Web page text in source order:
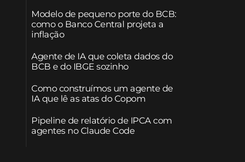
Modelo de pequeno porte do BCB:
como o Banco Central projeta a
inflação
Agente de IA que coleta dados do
BCB e do IBGE sozinho
Como construímos um agente de
IA que lê as atas do Copom
Pipeline de relatório de IPCA com
agentes no Claude Code